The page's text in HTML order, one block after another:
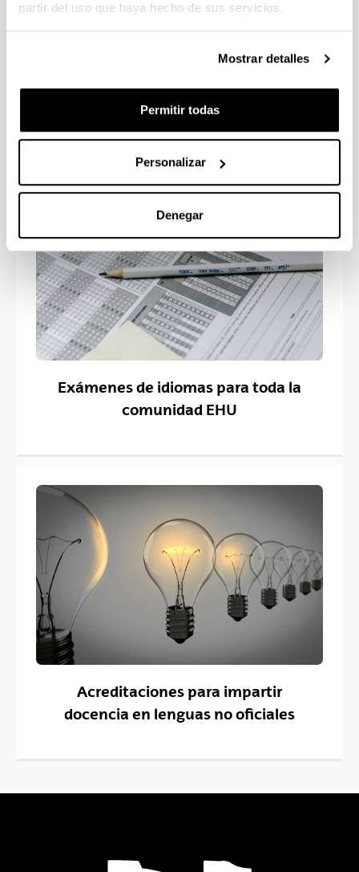
partir del uso que haya hecho de sus servicios.
Mostrar detalles
Permitir todas
Personalizar
Denegar
(Abre una nueva ventana)
acreditaciones lingüísticas y
exámenes para movilidad
Exámenes de idiomas para toda la
comunidad EHU
Acreditaciones para impartir
docencia en lenguas no oficiales